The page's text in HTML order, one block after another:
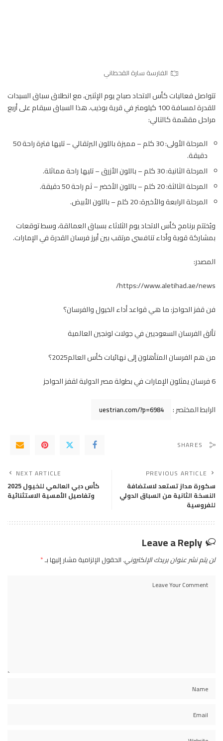
الفارسة سارة القحطاني
تتواصل فعاليات كأس الاتحاد صباح يوم الإثنين، مع انطلاق سباق السيدات
للقدرة لمسافة 100 كيلومتر في قرية بوذيب. هذا السباق سيقام على أربع
مراحل مقسّمة كالتالي:
المرحلة الأولى: 30 كلم – مميزة باللون البرتقالي – تليها فترة راحة 50
دقيقة.
المرحلة الثانية: 30 كلم – باللون الأزرق – تليها راحة مماثلة.
المرحلة الثالثة: 20 كلم – باللون الأخضر – ثم راحة 50 دقيقة.
المرحلة الرابعة والأخيرة: 20 كلم – باللون الأبيض.
ويُختتم برنامج كأس الاتحاد يوم الثلاثاء بسباق العمالقة، وسط توقعات
بمشاركة قوية وأداء تنافسي مرتقب بين أبرزفرسانالقدرة في الإمارات.
المصدر:
https://www.aletihad.ae/news/
فن قفز الحواجز: ما هي قواعد أداء الخيول والفرسان؟
تألق الفرسان السعوديين في جولات لونجين العالمية
من هم الفرسان المتأهلون إلى نهائيات كأس العالم2025؟
6 فرسان يمثلون الإمارات في بطولة مصر الدولية لقفز الحواجز
الرابط المختصر :
SHARES
PREVIOUS ARTICLE
سكورة مداز تستعد لاستضافة
النسخة الثانية من السباق الدولي
للفروسية
NEXT ARTICLE
كأس دبي العالمي للخيول 2025
وتفاصيل الأمسية الاستثنائية
Leave a Reply
لن يتم نشر عنوان بريدك الإلكتروني. الحقول الإلزامية مشار إليها بـ*